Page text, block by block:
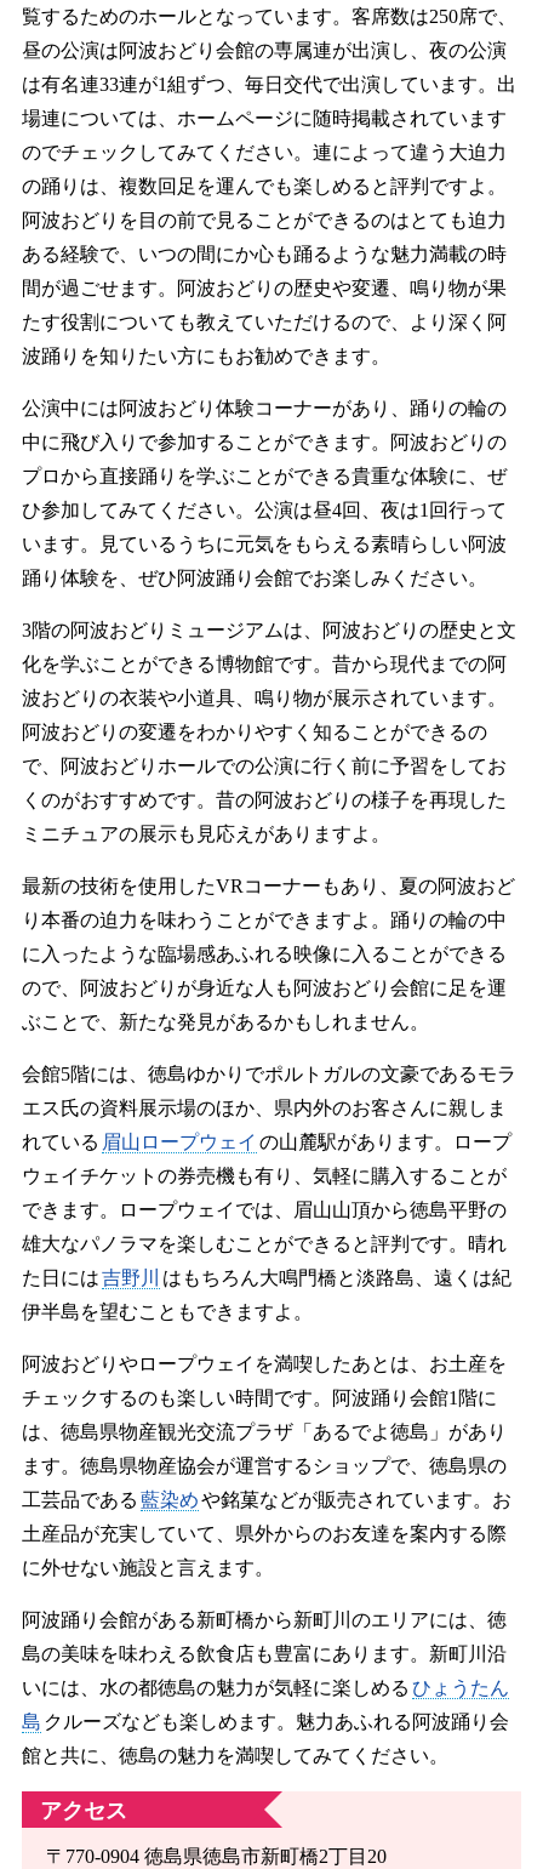
覧するためのホールとなっています。客席数は250席で、
昼の公演は阿波おどり会館の専属連が出演し、夜の公演
は有名連33連が1組ずつ、毎日交代で出演しています。出
場連については、ホームページに随時掲載されています
のでチェックしてみてください。連によって違う大迫力
の踊りは、複数回足を運んでも楽しめると評判ですよ。
阿波おどりを目の前で見ることができるのはとても迫力
ある経験で、いつの間にか心も踊るような魅力満載の時
間が過ごせます。阿波おどりの歴史や変遷、鳴り物が果
たす役割についても教えていただけるので、より深く阿
波踊りを知りたい方にもお勧めできます。
公演中には阿波おどり体験コーナーがあり、踊りの輪の
中に飛び入りで参加することができます。阿波おどりの
プロから直接踊りを学ぶことができる貴重な体験に、ぜ
ひ参加してみてください。公演は昼4回、夜は1回行って
います。見ているうちに元気をもらえる素晴らしい阿波
踊り体験を、ぜひ阿波踊り会館でお楽しみください。
3階の阿波おどりミュージアムは、阿波おどりの歴史と文
化を学ぶことができる博物館です。昔から現代までの阿
波おどりの衣装や小道具、鳴り物が展示されています。
阿波おどりの変遷をわかりやすく知ることができるの
で、阿波おどりホールでの公演に行く前に予習をしてお
くのがおすすめです。昔の阿波おどりの様子を再現した
ミニチュアの展示も見応えがありますよ。
最新の技術を使用したVRコーナーもあり、夏の阿波おど
り本番の迫力を味わうことができますよ。踊りの輪の中
に入ったような臨場感あふれる映像に入ることができる
ので、阿波おどりが身近な人も阿波おどり会館に足を運
ぶことで、新たな発見があるかもしれません。
会館5階には、徳島ゆかりでポルトガルの文豪であるモラ
エス氏の資料展示場のほか、県内外のお客さんに親しま
れている 眉山ロープウェイ の山麓駅があります。ロープ
ウェイチケットの券売機も有り、気軽に購入することが
できます。ロープウェイでは、眉山山頂から徳島平野の
雄大なパノラマを楽しむことができると評判です。晴れ
た日には吉野川
はもちろん大鳴門橋と淡路島、遠くは紀
伊半島を望むこともできますよ。
阿波おどりやロープウェイを満喫したあとは、お土産を
チェックするのも楽しい時間です。阿波踊り会館1階に
は、徳島県物産観光交流プラザ「あるでよ徳島」があり
ます。徳島県物産協会が運営するショップで、徳島県の
工芸品である 藍染めや銘菓などが販売されています。お
土産品が充実していて、県外からのお友達を案内する際
に外せない施設と言えます。
阿波踊り会館がある新町橋から新町川のエリアには、徳
島の美味を味わえる飲食店も豊富にあります。新町川沿
いには、水の都徳島の魅力が気軽に楽しめる ひょうたん
島 クルーズなども楽しめます。魅力あふれる阿波踊り会
館と共に、徳島の魅力を満喫してみてください。
アクセス
〒770-0904 徳島県徳島市新町橋2丁目20